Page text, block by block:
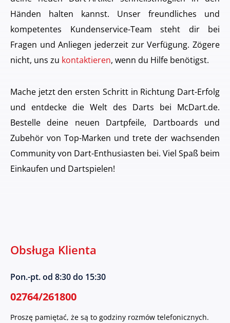
Händen halten kannst. Unser freundliches und
kompetentes Kundenservice-Team steht dir bei
Fragen und Anliegen jederzeit zur Verfügung. Zögere
nicht, uns zu kontaktieren, wenn du Hilfe benötigst.
Mache jetzt den ersten Schritt in Richtung Dart-Erfolg
und entdecke die Welt des Darts bei McDart.de.
Bestelle deine neuen Dartpfeile, Dartboards und
Zubehör von Top-Marken und trete der wachsenden
Community von Dart-Enthusiasten bei. Viel Spaß beim
Einkaufen und Dartspielen!
Obsługa Klienta
Pon.-pt. od 8:30 do 15:30
02764/261800
Proszę pamiętać, że są to godziny rozmów telefonicznych.